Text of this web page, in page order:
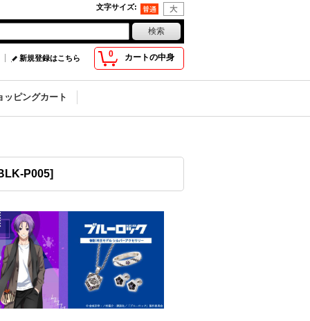
文字サイズ:
0 カートの中身
新規登録はこちら
ッピングカート
P005]